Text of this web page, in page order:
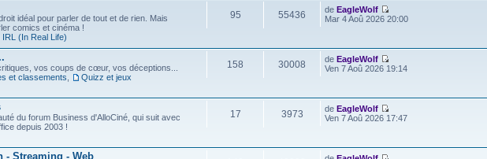
idéal pour parler de tout et de rien. Mais
comics et cinéma !
(In Real Life)
95 55436 deEagleWolf
Mar 4 Aoû 2026 20:00
vos coups de cœur, vos déceptions...
et classements Quizz et jeux
158 30008 deEagleWolf
Ven 7 Aoû 2026 19:14
du forum Business d'AlloCiné, qui suit avec
depuis 2003 !
17 3973 deEagleWolf
Ven 7 Aoû 2026 17:47
- Streaming - Web